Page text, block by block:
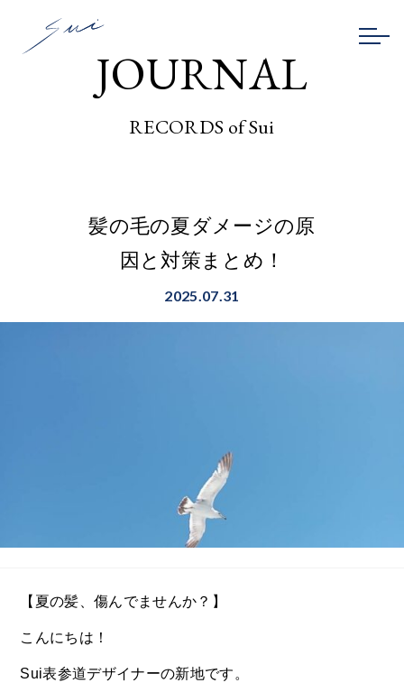
JOURNAL
RECORDS of Sui
髪の毛の夏ダメージの原
因と対策まとめ！
2025.07.31
【夏の髪、傷んでませんか？】
こんにちは！
Sui表参道デザイナーの新地です。